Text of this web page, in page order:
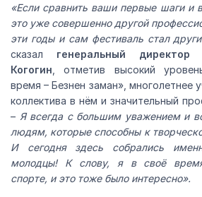
«Если сравнить ваши первые шаги и
это уже совершенно другой
эти годы и сам фестиваль стал
сказал генеральный директор
Когогин , отметив высокий
время – Безнен заман», многолетнее
коллектива в нём и значительный
– Я всегда с большим уважением и
людям, которые способны к
И сегодня здесь собрались
молодцы! К слову, я в своё
спорте, и это тоже было интересно».